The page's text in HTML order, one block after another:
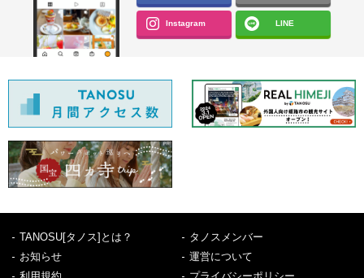
Instagram LINE
TANOSU[タノス]とは？
タノスメンバー
お知らせ
運営について